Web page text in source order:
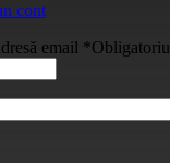
cont
email *Obligatoriu